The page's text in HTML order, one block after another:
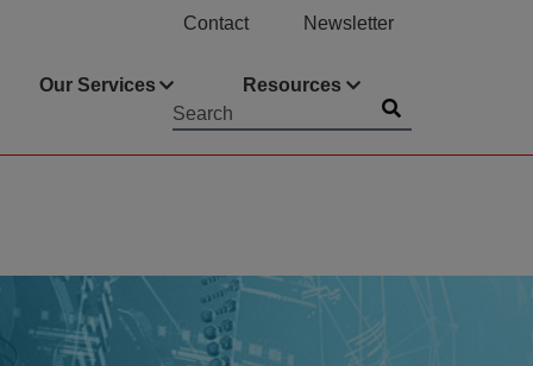
Contact Newsletter
Our Services
Resources